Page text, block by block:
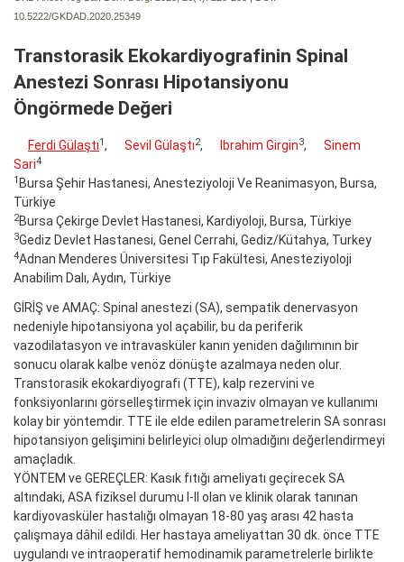
10.5222/GKDAD.2020.25349
Transtorasik Ekokardiyografinin Spinal
Anestezi Sonrası Hipotansiyonu
Öngörmede Değeri
Ferdi Gülaştı1, Sevil Gülaştı2, Ibrahim Girgin3,
Sinem
Sari4
1 Bursa Şehir Hastanesi, Anesteziyoloji Ve Reanimasyon, Bursa,
Türkiye
2Bursa Çekirge Devlet Hastanesi, Kardiyoloji, Bursa, Türkiye
3Gediz Devlet Hastanesi, Genel Cerrahi, Gediz/Kütahya, Turkey
4Adnan Menderes Üniversitesi Tıp Fakültesi, Anesteziyoloji
Anabilim Dalı, Aydın, Türkiye
GİRİŞ ve AMAÇ: Spinal anestezi (SA), sempatik denervasyon
nedeniyle hipotansiyona yol açabilir, bu da periferik
vazodilatasyon ve intravasküler kanın yeniden dağılımının bir
sonucu olarak kalbe venöz dönüşte azalmaya neden olur.
Transtorasik ekokardiyografi (TTE), kalp rezervini ve
fonksiyonlarını görselleştirmek için invaziv olmayan ve kullanımı
kolay bir yöntemdir. TTE ile elde edilen parametrelerin SA sonrası
hipotansiyon gelişimini belirleyici olup olmadığını değerlendirmeyi
amaçladık.
YÖNTEM ve GEREÇLER: Kasık fıtığı ameliyatı geçirecek SA
altındaki, ASA fiziksel durumu I-II olan ve klinik olarak tanınan
kardiyovasküler hastalığı olmayan 18-80 yaş arası 42 hasta
çalışmaya dâhil edildi. Her hastaya ameliyattan 30 dk. önce TTE
uygulandı ve intraoperatif hemodinamik parametrelerle birlikte